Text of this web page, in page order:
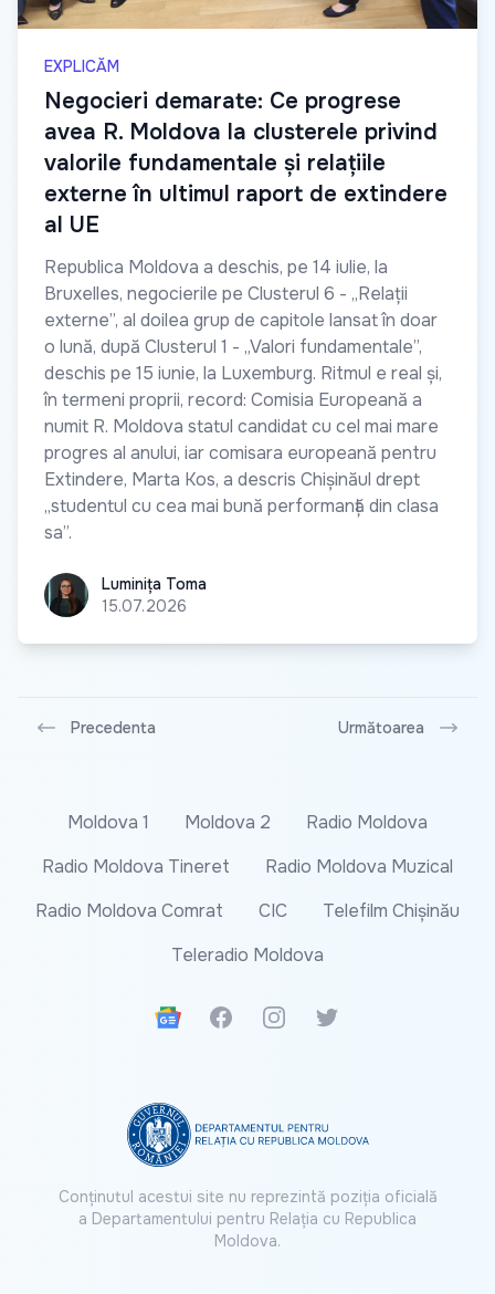
EXPLICĂM
Negocieri demarate: Ce progrese
avea R. Moldova la clusterele privind
valorile fundamentale și relațiile
externe în ultimul raport de extindere
al UE
Republica Moldova a deschis, pe 14 iulie, la
Bruxelles, negocierile pe Clusterul 6 - „Relații
externe”, al doilea grup de capitole lansat în doar
o lună, după Clusterul 1 - „Valori fundamentale”,
deschis pe 15 iunie, la Luxemburg. Ritmul e real și,
în termeni proprii, record: Comisia Europeană a
numit R. Moldova statul candidat cu cel mai mare
progres al anului, iar comisara europeană pentru
Extindere, Marta Kos, a descris Chișinăul drept
„studentul cu cea mai bună performanță din clasa
sa”.
Luminița Toma
Luminița Toma
15.07.2026
Precedenta Următoarea
Moldova 1 Moldova 2
Radio Moldova
Radio Moldova Tineret
Radio Moldova Muzical
Radio Moldova Comrat
CIC
Telefilm Chișinău
Teleradio Moldova
Google News
FacebookInstagramTwitter
Conținutul acestui site nu reprezintă poziția oficială
a Departamentului pentru Relația cu Republica
Moldova.